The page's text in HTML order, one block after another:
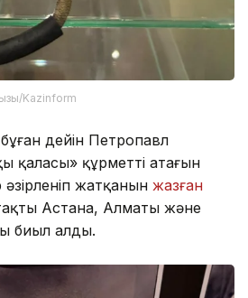
Kazinform
бұған дейін Петропавл
қаласы» құрметті атағын
жатқанын жазған
Астана, Алматы және
биыл алды.